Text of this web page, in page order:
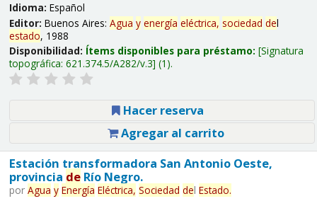
Idioma: Español
Editor: Buenos Aires: Agua y energía eléctrica, sociedad del
estado, 1988
Disponibilidad: Ítems disponibles para préstamo: Signatura
topográfica: 621.374.5/A282/v.3 (1).
Hacer reserva
Agregar al carrito
Estación transformadora San Antonio Oeste,
provincia deRío Negro.
por Agua y Energía Eléctrica, Sociedad del Estado.